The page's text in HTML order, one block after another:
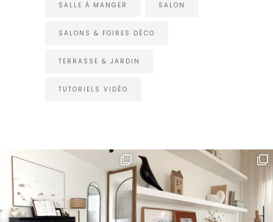
SALLE À MANGER SALON
SALONS & FOIRES DÉCO
TERRASSE & JARDIN
TUTORIELS VIDÉO